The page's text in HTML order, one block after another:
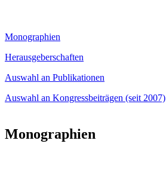
Monographien
Herausgeberschaften
Auswahl an Publikationen
Auswahl an Kongressbeiträgen (seit 2007)
Monographien